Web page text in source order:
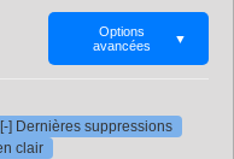
Options
avancées
▼
[-] Dernières suppressions
clair